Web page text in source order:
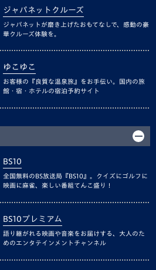
ジャパネットクルーズ
ジャパネットが磨き上げたおもてなしで、感動の豪
華クルーズ体験を。
ゆこゆこ
お客様の『良質な温泉旅』をお手伝い。国内の旅
館・宿・ホテルの宿泊予約サイト
BS10
全国無料のBS放送局『BS10』。クイズにゴルフに
映画に麻雀、楽しい番組てんこ盛り！
BS10プレミアム
語り継がれる映画や音楽をお届けする、大人のた
めのエンタテインメントチャンネル